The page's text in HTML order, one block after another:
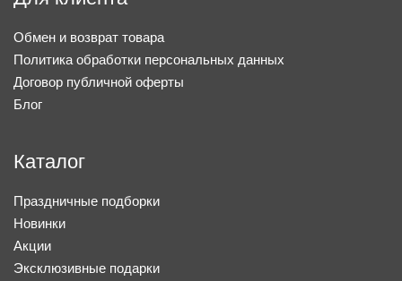
Обмен и возврат товара
Политика обработки персональных данных
Договор публичной оферты
Блог
Каталог
Праздничные подборки
Новинки
Акции
Эксклюзивные подарки